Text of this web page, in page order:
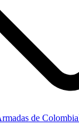
de Colombia